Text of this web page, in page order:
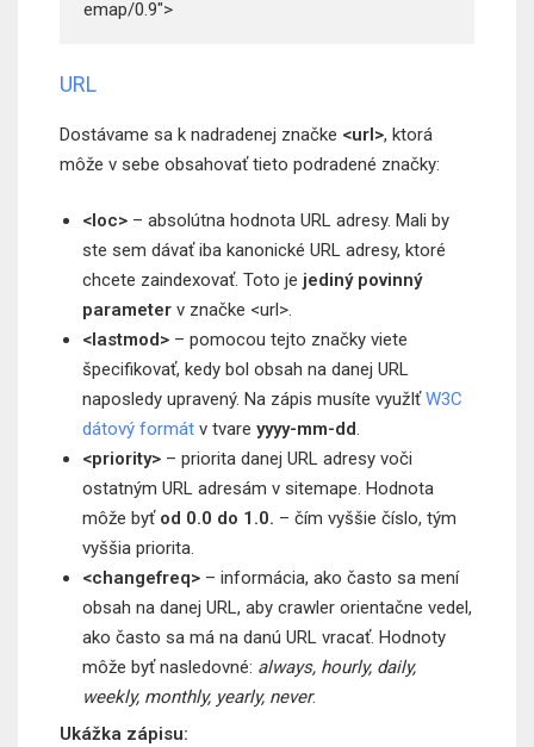
emap/0.9">
URL
Dostávame sa k nadradenej značke <url>, ktorá
môže v sebe obsahovať tieto podradené značky:
<loc>– absolútna hodnota URL adresy. Mali by
ste sem dávať iba kanonické URL adresy, ktoré
chcete zaindexovať. Toto je jediný povinný
parameterv značke <url>.
<lastmod>– pomocou tejto značky viete
špecifikovať, kedy bol obsah na danej URL
naposledy upravený. Na zápis musíte využIťW3C
dátový formátv tvare yyyy-mm-dd.
<priority>– priorita danej URL adresy voči
ostatným URL adresám v sitemape. Hodnota
môže byť od 0.0 do 1.0. – čím vyššie číslo, tým
vyššia priorita.
<changefreq>– informácia, ako často sa mení
obsah na danej URL, aby crawler orientačne vedel,
ako často sa má na danú URL vracať. Hodnoty
môže byť nasledovné: always, hourly, daily,
weekly, monthly, yearly, never.
Ukážka zápisu: